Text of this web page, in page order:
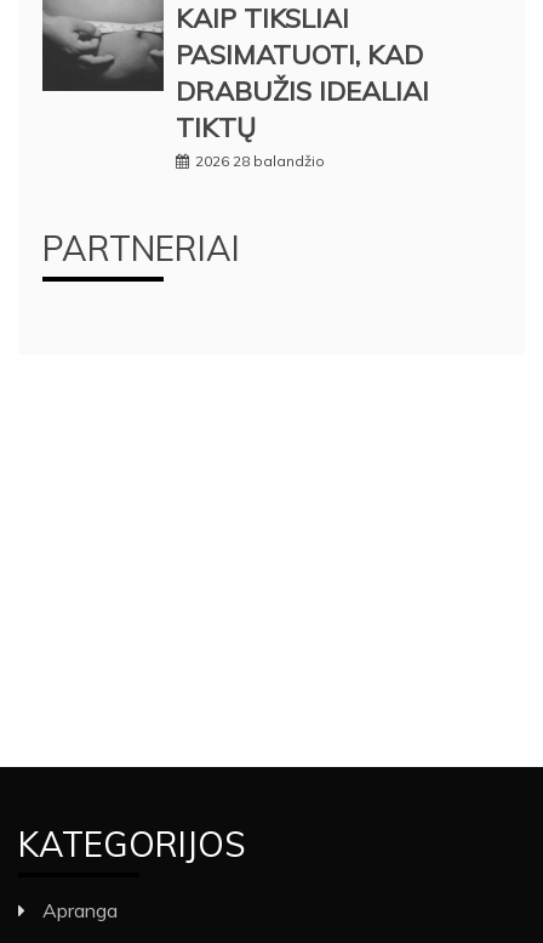
KAIP TIKSLIAI
PASIMATUOTI, KAD
DRABUŽIS IDEALIAI
TIKTŲ
2026 28 balandžio
PARTNERIAI
KATEGORIJOS
Apranga